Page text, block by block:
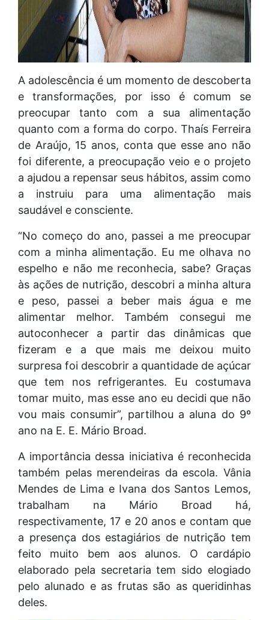
A adolescência é um momento de descoberta
e transformações, por isso é comum se
preocupar tanto com a sua alimentação
quanto com a forma do corpo. Thaís Ferreira
de Araújo, 15 anos, conta que esse ano não
foi diferente, a preocupação veio e o projeto
a ajudou a repensar seus hábitos, assim como
a instruiu para uma alimentação mais
saudável e consciente.
“No começo do ano, passei a me preocupar
com a minha alimentação. Eu me olhava no
espelho e não me reconhecia, sabe? Graças
às ações de nutrição, descobri a minha altura
e peso, passei a beber mais água e me
alimentar melhor. Também consegui me
autoconhecer a partir das dinâmicas que
fizeram e a que mais me deixou muito
surpresa foi descobrir a quantidade de açúcar
que tem nos refrigerantes. Eu costumava
tomar muito, mas esse ano eu decidi que não
vou mais consumir”, partilhou a aluna do 9º
ano na E. E. Mário Broad.
A importância dessa iniciativa é reconhecida
também pelas merendeiras da escola. Vânia
Mendes de Lima e Ivana dos Santos Lemos,
trabalham na Mário Broad há,
respectivamente, 17 e 20 anos e contam que
a presença dos estagiários de nutrição tem
feito muito bem aos alunos. O cardápio
elaborado pela secretaria tem sido elogiado
pelo alunado e as frutas são as queridinhas
deles.